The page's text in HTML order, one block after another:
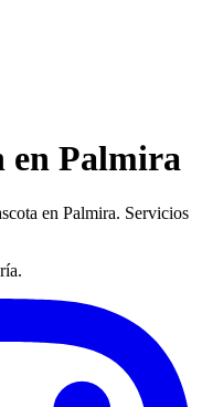
en Palmira
en Palmira. Servicios